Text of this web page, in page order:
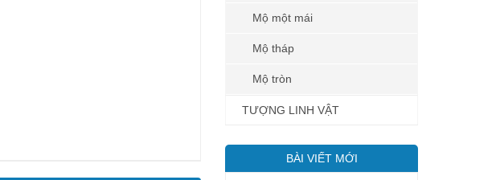
Mộ một mái
Mộ tháp
Mộ tròn
TƯỢNG LINH VẬT
BÀI VIẾT MỚI